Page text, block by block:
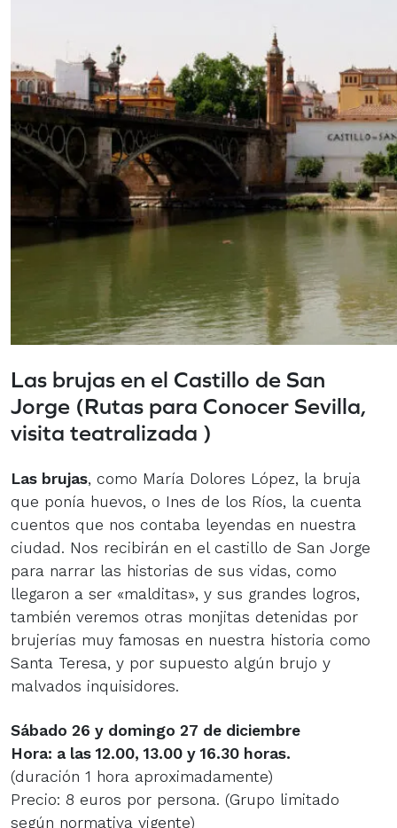
Las brujas en el Castillo de San
Jorge (Rutas para Conocer Sevilla,
visita teatralizada )
Las brujas, como María Dolores López, la bruja
que ponía huevos, o Ines de los Ríos, la cuenta
cuentos que nos contaba leyendas en nuestra
ciudad. Nos recibirán en el castillo de San Jorge
para narrar las historias de sus vidas, como
llegaron a ser «malditas», y sus grandes logros,
también veremos otras monjitas detenidas por
brujerías muy famosas en nuestra historia como
Santa Teresa, y por supuesto algún brujo y
malvados inquisidores.
Sábado 26 y domingo 27 de diciembre
Hora: a las 12.00, 13.00 y 16.30 horas.
(duración 1 hora aproximadamente)
Precio: 8 euros por persona. (Grupo limitado
según normativa vigente)